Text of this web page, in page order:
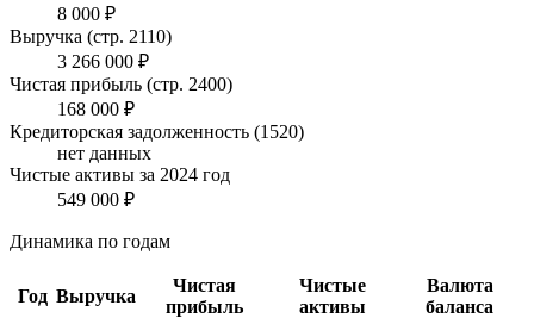
8 000 ₽
Выручка (стр. 2110)
3 266 000 ₽
Чистая прибыль (стр. 2400)
168 000 ₽
Кредиторская задолженность (1520)
нет данных
Чистые активы за 2024 год
549 000 ₽
Динамика по годам
Год Выручка
Чистая
прибыль
Чистые
активы
Валюта
баланса